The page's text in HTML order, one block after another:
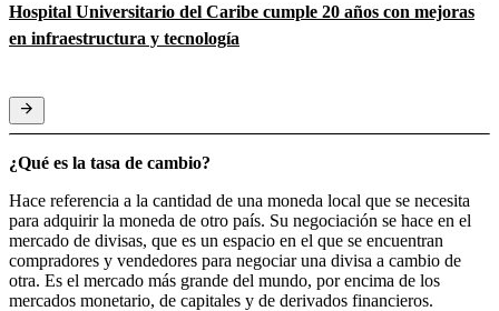
Hospital Universitario del Caribe cumple 20 años con mejoras
en infraestructura y tecnología
¿Qué es la tasa de cambio?
Hace referencia a la cantidad de una moneda local que se necesita
para adquirir la moneda de otro país. Su negociación se hace en el
mercado de divisas, que es un espacio en el que se encuentran
compradores y vendedores para negociar una divisa a cambio de
otra. Es el mercado más grande del mundo, por encima de los
mercados monetario, de capitales y de derivados financieros.